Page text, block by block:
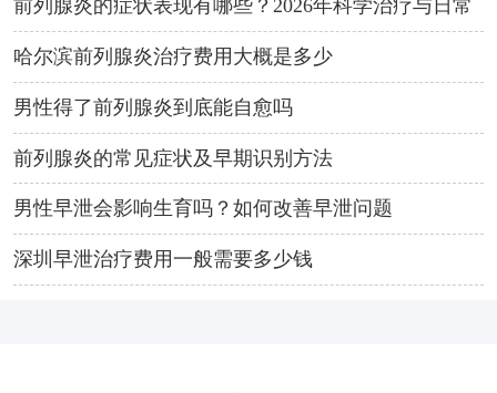
前列腺炎的症状表现有哪些？2026年科学治疗与日常
预防方法
哈尔滨前列腺炎治疗费用大概是多少
男性得了前列腺炎到底能自愈吗
前列腺炎的常见症状及早期识别方法
男性早泄会影响生育吗？如何改善早泄问题
深圳早泄治疗费用一般需要多少钱